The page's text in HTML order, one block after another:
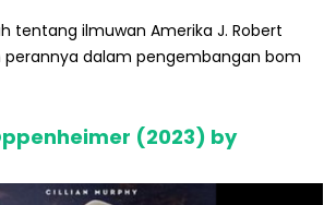
tentang ilmuwan Amerika J. Robert
dalam pengembangan bom
(2023) by